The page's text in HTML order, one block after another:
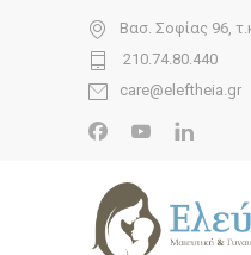
Βασ. Σοφίας 96,
210.74.80.440
care@eleftheia.gr